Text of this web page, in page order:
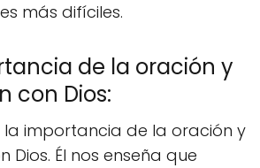
más difíciles.
de la oración y
con Dios:
la importancia de la oración y
Dios. Él nos enseña que